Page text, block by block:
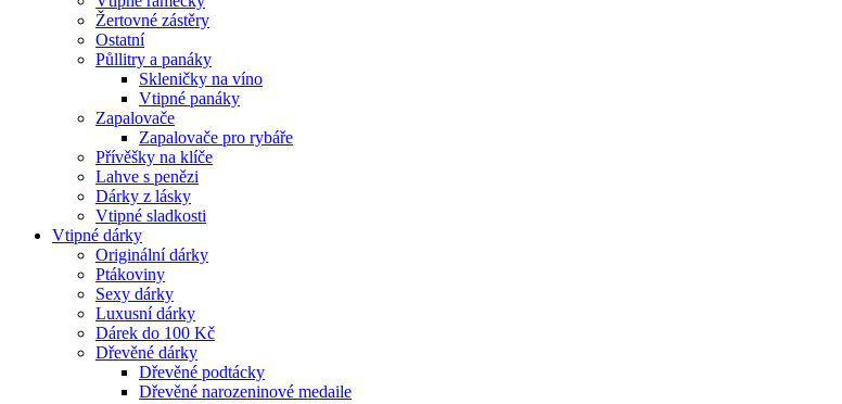
Žertovné zástěry
Ostatní
Půllitry a panáky
Skleničky na víno
Vtipné panáky
Zapalovače
Zapalovače pro rybáře
Přívěšky na klíče
Lahve s penězi
Dárky z lásky
Vtipné sladkosti
Vtipné dárky
Originální dárky
Ptákoviny
Sexy dárky
Luxusní dárky
Dárek do 100 Kč
Dřevěné dárky
Dřevěné podtácky
Dřevěné narozeninové medaile